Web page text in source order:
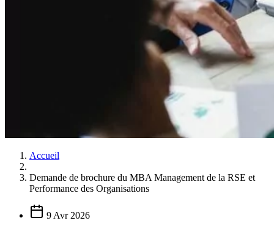
Accueil
Demande de brochure du MBA Management de la RSE et
Performance des Organisations
9 Avr 2026